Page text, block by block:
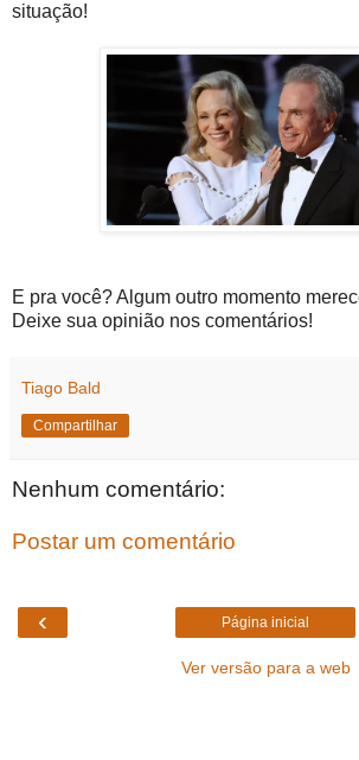
situação!
E pra você? Algum outro momento
Deixe sua opinião nos comentários!
Tiago Bald
Compartilhar
Nenhum comentário:
Postar um comentário
‹ Página inicial
Ver versão para a web